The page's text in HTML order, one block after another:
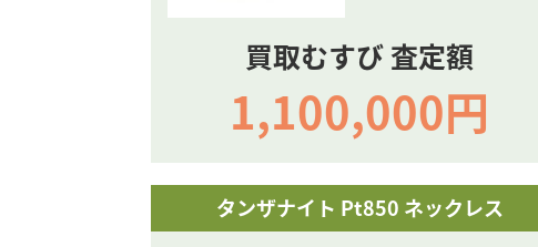
買取むすび 査定額
1,100,000円
タンザナイト Pt850 ネックレス